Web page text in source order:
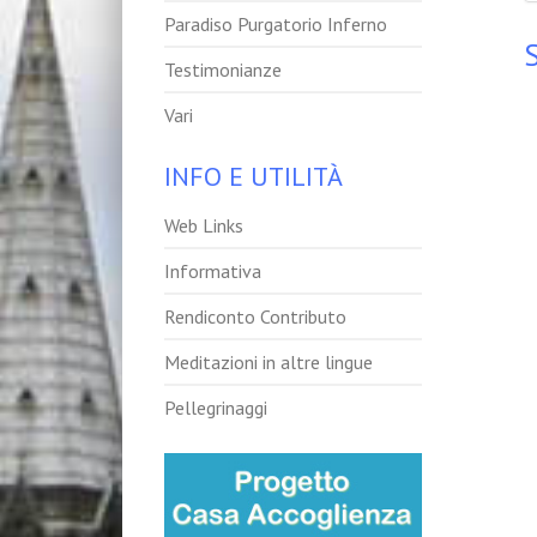
Paradiso Purgatorio Inferno
Testimonianze
Vari
INFO E UTILITÀ
Web Links
Informativa
Rendiconto Contributo
Meditazioni in altre lingue
Pellegrinaggi